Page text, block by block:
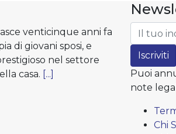
venticinque anni fa
di giovani sposi, e
nel settore
casa. [...]
Iscriviti
Puoi
note
Chi